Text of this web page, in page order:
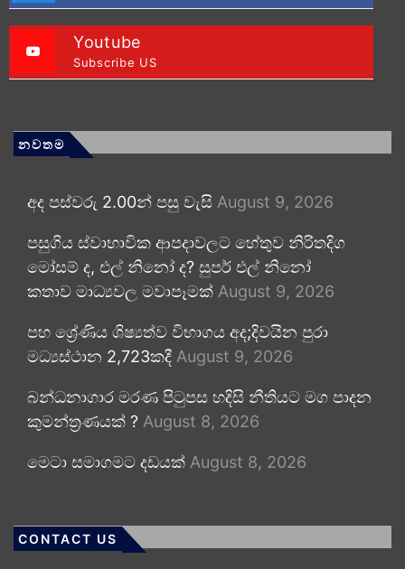
Youtube
Subscribe US
නවතම
අද පස්වරු 2.00න් පසු වැසි August 9, 2026
පසුගිය ස්වාභාවික ආපදාවලට හේතුව නිරිතදිග
මෝසම් ද, එල් නිනෝ ද? සුපර් එල් නිනෝ
කතාව මාධ්‍යවල මවාපෑමක් August 9, 2026
පහ ශ්‍රේණිය ශිෂ්‍යත්ව විභාගය අද;දිවයින පුරා
මධ්‍යස්ථාන 2,723කදී August 9, 2026
බන්ධනාගාර මරණ පිටුපස හදිසි නීතියට මග පාදන
කුමන්ත්‍රණයක් ? August 8, 2026
මෙටා සමාගමට දඩයක් August 8, 2026
CONTACT US